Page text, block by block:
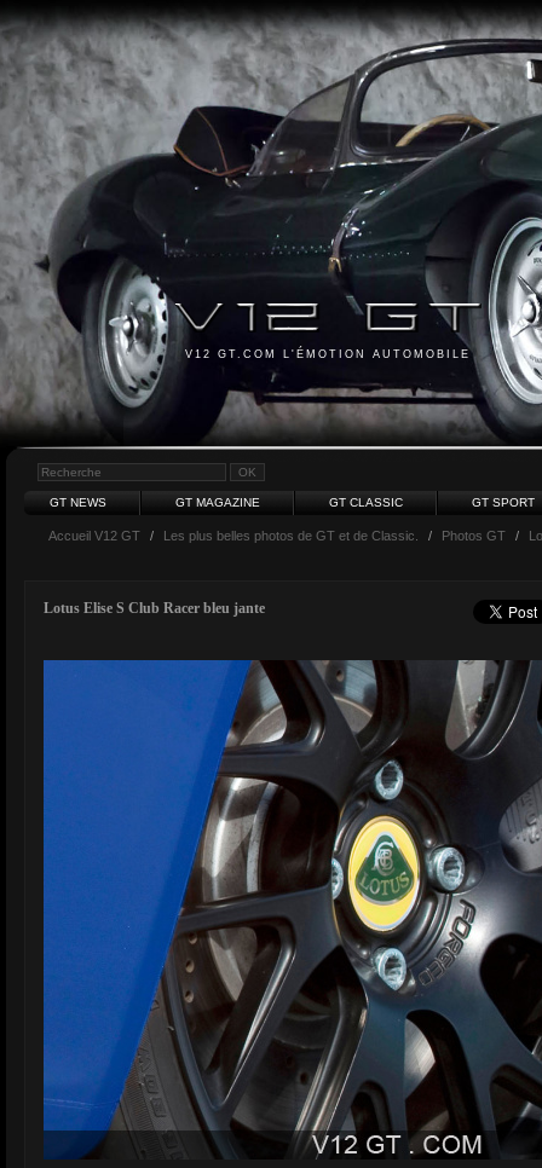
V12 GT.COM L'ÉMOTION AUTOMOBILE
GT NEWS GT MAGAZINE GT CLASSIC GT SPORT
Accueil V12 GT / Les plus belles photos de GT et de Classic. / Photos GT /
Lotus Elise S Club Racer bleu jante